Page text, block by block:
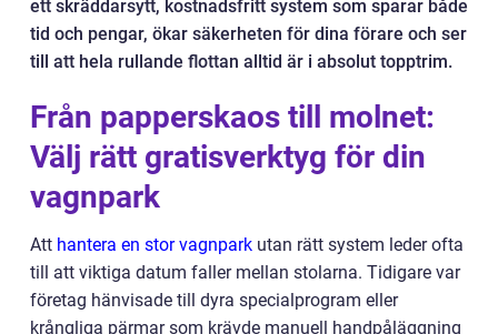
ett skräddarsytt, kostnadsfritt system som sparar både
tid och pengar, ökar säkerheten för dina förare och ser
till att hela rullande flottan alltid är i absolut topptrim.
Från papperskaos till molnet:
Välj rätt gratisverktyg för din
vagnpark
Att hantera en stor vagnpark utan rätt system leder ofta
till att viktiga datum faller mellan stolarna. Tidigare var
företag hänvisade till dyra specialprogram eller
krångliga pärmar som krävde manuell handpåläggning